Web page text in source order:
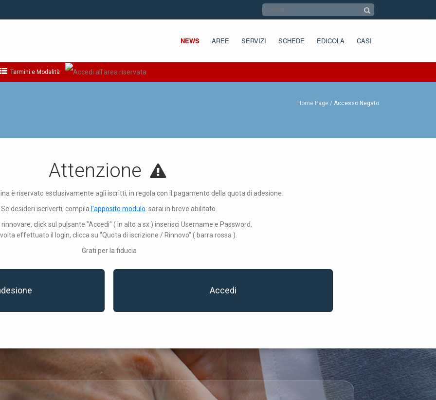
NEWS AREE SERVIZI SCHEDE EDICOLA CASI
Termini e Modalità
Home Page Accesso Negato
Attenzione
è riservato esclusivamente agli iscritti, in regola con il pagamento della quota di adesione.
Se desideri iscriverti, compila l'apposito modulo: sarai in breve abilitato.
click sul pulsante "Accedi" ( in alto a sx ) inserisci Username e Password,
effettuato il login, clicca su "Quota di iscrizione / Rinnovo" ( barra rossa ).
Grati per la fiducia
Accedi